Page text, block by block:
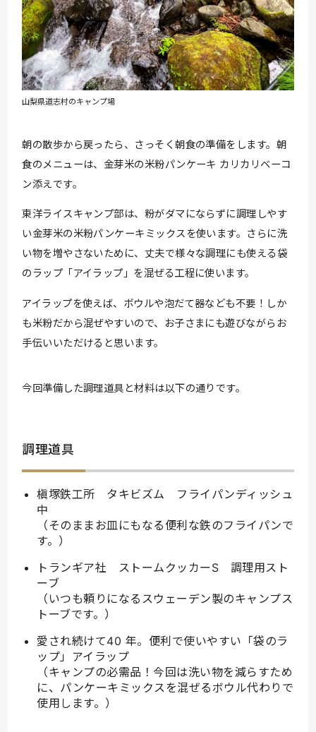
山梨県道志村のキャンプ場
朝の散歩から戻ったら、さっそく朝食の準備をします。朝
食のメニューは、金芽米の米粉パンケーキ カリカリベーコ
ン添えです。
東洋ライスキャンプ部は、粉がダマにならずに調理しやす
い金芽米の米粉パンケーキミックスを使います。さらに洗
い物を増やさないために、丈夫で様々な調理にも使える袋
のラップ「アイラップ」を混ぜる工程に使います。
アイラップを使えば、ボウルや泡だて器なども不要！しか
も米粉だから混ぜやすいので、お子さまにも遊びながらお
手伝いいただけると思います。
今回準備した調理道具と材料は以下の通りです。
調理道具
槇塚鉄工所 タキビズム フライパンディッシュ
中
（そのままお皿にもなる便利な鉄のフライパンで
す。）
トランギア社 ストームクッカーS 調理用スト
ーブ
（いつも頼りになるスウェーデン製のキャンプス
トーブです。）
愛され続けて40 年。便利で使いやすい「袋のラ
ップ」アイラップ
（キャンプの必需品！今回は洗い物を減らすため
に、パンケーキミックスを混ぜるボウル代わりで
使用します。）